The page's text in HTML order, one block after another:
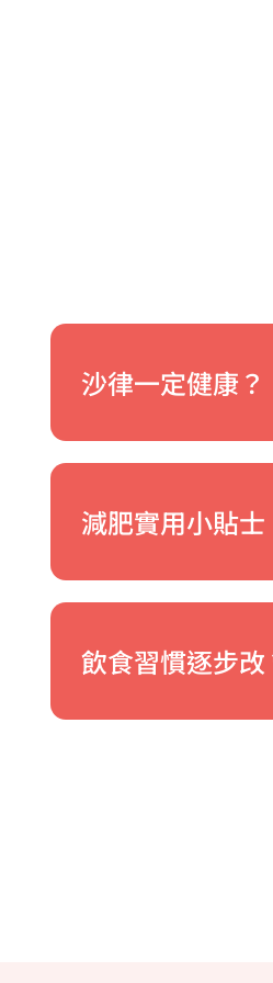
沙律一定健康？
減肥實用小貼士
飲食習慣逐步